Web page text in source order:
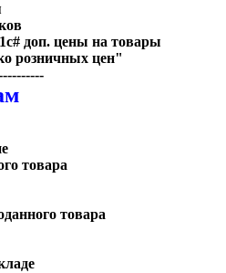
доп. цены на товары
розничных цен"
товара
товара